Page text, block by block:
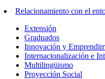
Relacionamiento con el
Extensión
Graduados
Innovación y
Internacionalización e
Multilingüismo
Proyección Social